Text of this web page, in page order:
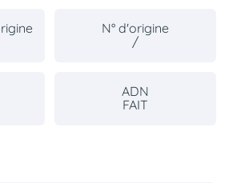
N° d'origine
/
ADN
FAIT